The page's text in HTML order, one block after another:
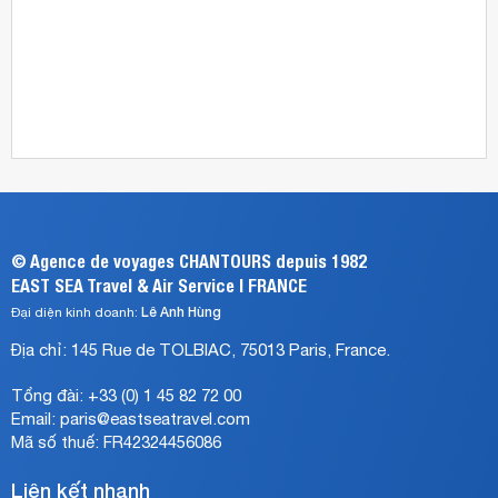
Airlines,
Thai
Emirates
France,
Etihad
Airways,
Airlines,
Qatar
Airways,
Jat
Turkish
©Agence de voyages CHANTOURS depuis 1982
EAST SEA Travel & Air Service | FRANCE
Đại diện kinh doanh: Lê Anh Hùng
Địa chỉ: 145 Rue de TOLBIAC, 75013 Paris, France.
Tổng đài: +33 (0) 1 45 82 72 00
Email: paris@eastseatravel.com
Mã số thuế: FR42324456086
Liên kết nhanh